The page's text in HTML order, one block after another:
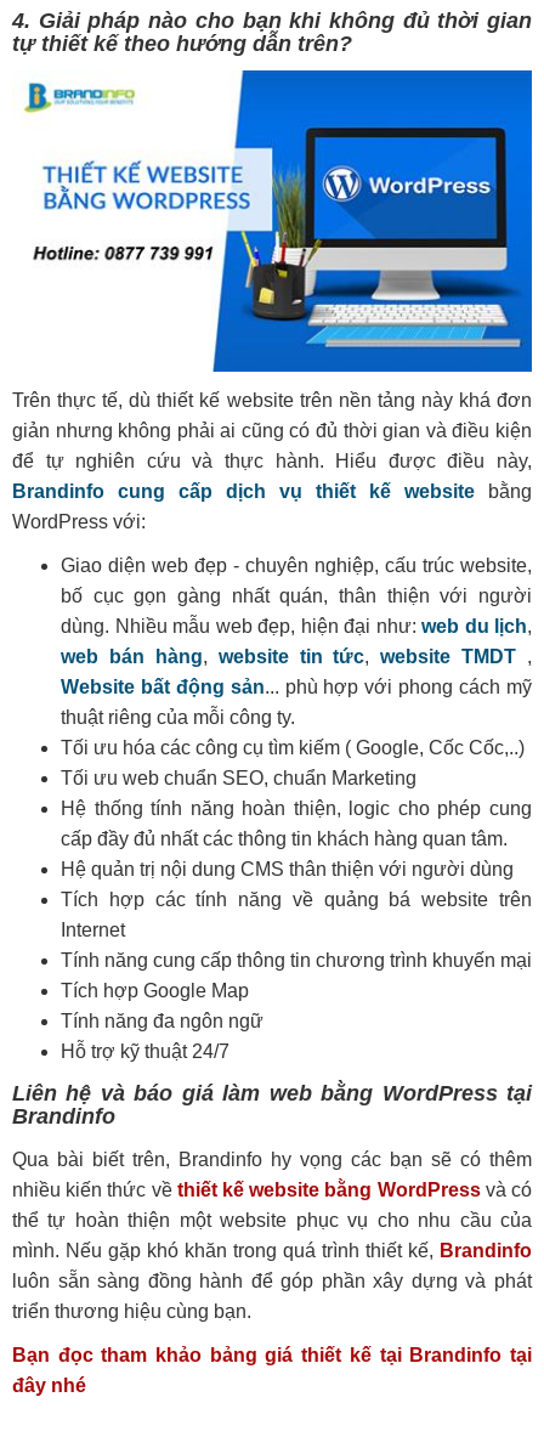
4. Giải pháp nào cho bạn khi không đủ thời gian
tự thiết kế theo hướng dẫn trên?
Trên thực tế, dù thiết kế website trên nền tảng này khá đơn
giản nhưng không phải ai cũng có đủ thời gian và điều kiện
để tự nghiên cứu và thực hành. Hiểu được điều này,
Brandinfo cung cấp dịch vụ thiết kế website bằng
WordPress với:
Giao diện web đẹp - chuyên nghiệp, cấu trúc website,
bố cục gọn gàng nhất quán, thân thiện với người
dùng. Nhiều mẫu web đẹp, hiện đại như: web du lịch,
web bán hàng, website tin tức,website TMDT ,
Website bất động sản... phù hợp với phong cách mỹ
thuật riêng của mỗi công ty.
Tối ưu hóa các công cụ tìm kiếm ( Google, Cốc Cốc,..)
Tối ưu web chuẩn SEO, chuẩn Marketing
Hệ thống tính năng hoàn thiện, logic cho phép cung
cấp đầy đủ nhất các thông tin khách hàng quan tâm.
Hệ quản trị nội dung CMS thân thiện với người dùng
Tích hợp các tính năng về quảng bá website trên
Internet
Tính năng cung cấp thông tin chương trình khuyến mại
Tích hợp Google Map
Tính năng đa ngôn ngữ
Hỗ trợ kỹ thuật 24/7
Liên hệ và báo giá làm web bằng WordPress tại
Brandinfo
Qua bài biết trên, Brandinfo hy vọng các bạn sẽ có thêm
nhiều kiến thức về thiết kế website bằng WordPressvà có
thể tự hoàn thiện một website phục vụ cho nhu cầu của
mình. Nếu gặp khó khăn trong quá trình thiết kế, Brandinfo
luôn sẵn sàng đồng hành để góp phần xây dựng và phát
triển thương hiệu cùng bạn.
Bạn đọc tham khảo bảng giá thiết kế tại Brandinfo tại
đây nhé